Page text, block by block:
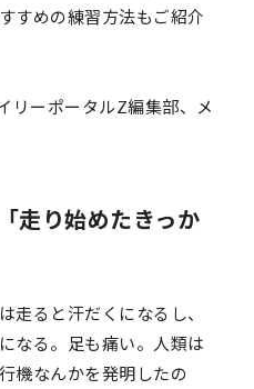
すめの練習方法もご紹介
リーポータルZ編集部、メ
走り始めたきっか
走ると汗だくになるし、
なる。足も痛い。人類は
機なんかを発明したの